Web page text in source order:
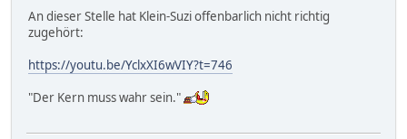
An dieser Stelle hat Klein-Suzi offenbarlich nicht richtig
zugehört:
https://youtu.be/YclxXI6wVIY?t=746
"Der Kern muss wahr sein."